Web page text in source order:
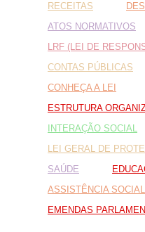
E-mail*
Cidade/Estado
Assunto*
Mensagem*
privacidade
RECEITAS
ATOS NORMATIVOS
LRF (LEI DE
CONTAS PÚBLICAS
CONHEÇA A LEI
ESTRUTURA
INTERAÇÃO SOCIAL
LEI GERAL DE
SAÚDE
ASSISTÊNCIA SOCIAL
EMENDAS